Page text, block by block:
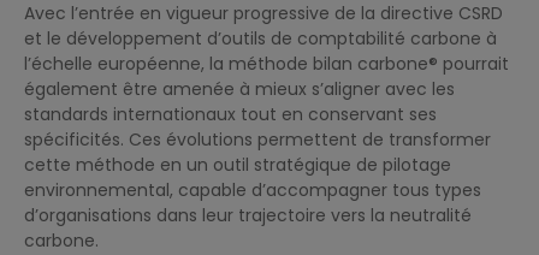
Avec l’entrée en vigueur progressive de la directive CSRD
et le développement d’outils de comptabilité carbone à
l’échelle européenne, la méthode bilan carbone® pourrait
également être amenée à mieux s’aligner avec les
standards internationaux tout en conservant ses
spécificités. Ces évolutions permettent de transformer
cette méthode en un outil stratégique de pilotage
environnemental, capable d’accompagner tous types
d’organisations dans leur trajectoire vers la neutralité
carbone.